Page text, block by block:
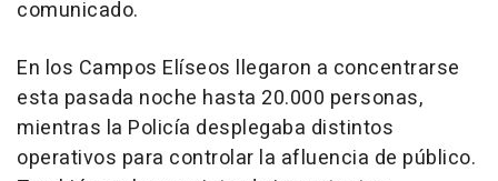
comunicado.
En los Campos Elíseos llegaron a concentrarse
esta pasada noche hasta 20.000 personas,
mientras la Policía desplegaba distintos
operativos para controlar la afluencia de público.